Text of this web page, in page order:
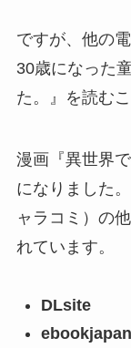
ですが、他の
30歳になった
た。』を読む
漫画『異世界
になりました
ャラコミ）の
れています。
DLsite
ebookjapan